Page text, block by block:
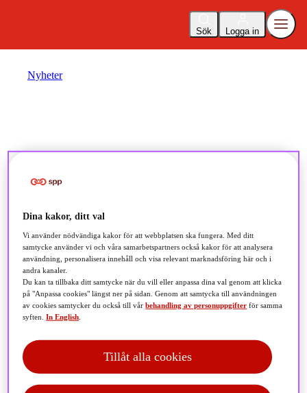
Sök Logga in
Nyheter
Observera
Denna artikel publicerades 2024-01-11 och kan innehålla
inaktuell information.Se våra aktuella sidorhär .
Marknadsläge fonder
återhämtning för globala
aktier 2023"
2024-01-11
Dina kakor, ditt val
Vi använder nödvändiga kakor för att webbplatsen ska fungera. Med ditt
samtycke använder vi och våra samarbetspartners också kakor för att analysera
användning, personalisera innehåll och visa relevant marknadsföring här och i
andra kanaler.
Du kan ta tillbaka ditt samtycke när du vill eller anpassa dina val genom att klicka
på "Anpassa cookies" längst ner på sidan. Genom att samtycka till användningen
av cookies samtycker du också till vårbehandling av personuppgifter för samma
syften.In English
Tillåt alla cookies